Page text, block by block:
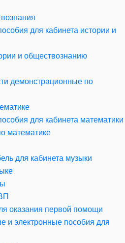
для кабинета истории и
и обществознанию
демонстрационные по
для кабинета математики
математике
для кабинета музыки
оказания первой помощи
и электронные пособия для